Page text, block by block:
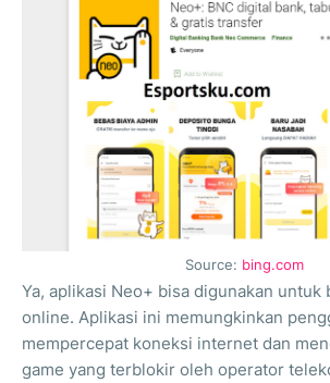
Source: bing.com
Ya, aplikasi Neo+ bisa digunakan untuk
online. Aplikasi ini memungkinkan
mempercepat koneksi internet dan
game yang terblokir oleh operator